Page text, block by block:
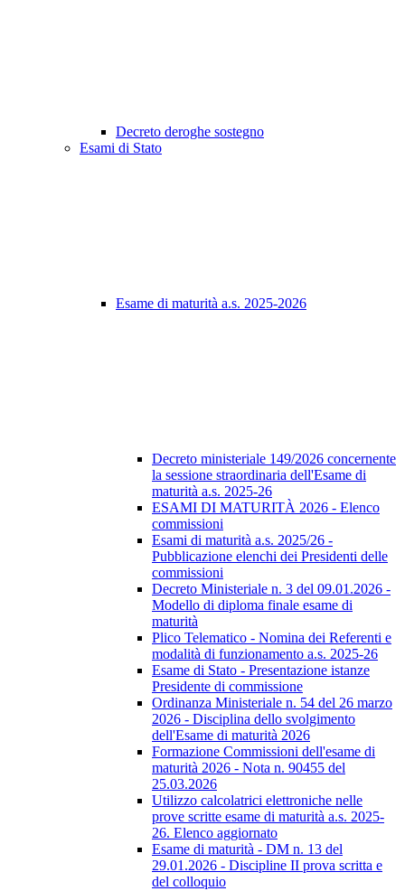
Decreto deroghe sostegno
Esami di Stato
Esame di maturità a.s. 2025-2026
Decreto ministeriale 149/2026 concernente
la sessione straordinaria dell'Esame di
maturità a.s. 2025-26
ESAMI DI MATURITÀ 2026 - Elenco
commissioni
Esami di maturità a.s. 2025/26 -
Pubblicazione elenchi dei Presidenti delle
commissioni
Decreto Ministeriale n. 3 del 09.01.2026 -
Modello di diploma finale esame di
maturità
Plico Telematico - Nomina dei Referenti e
modalità di funzionamento a.s. 2025-26
Esame di Stato - Presentazione istanze
Presidente di commissione
Ordinanza Ministeriale n. 54 del 26 marzo
2026 - Disciplina dello svolgimento
dell'Esame di maturità 2026
Formazione Commissioni dell'esame di
maturità 2026 - Nota n. 90455 del
25.03.2026
Utilizzo calcolatrici elettroniche nelle
prove scritte esame di maturità a.s. 2025-
26. Elenco aggiornato
Esame di maturità - DM n. 13 del
29.01.2026 - Discipline II prova scritta e
del colloquio